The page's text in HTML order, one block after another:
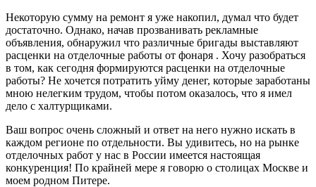
Некоторую сумму на ремонт я уже накопил, думал что будет
достаточно. Однако, начав прозванивать рекламные
объявления, обнаружил что различные бригады выставляют
расценки на отделочные работы от фонаря . Хочу разобраться
в том, как сегодня формируются расценки на отделочные
работы? Не хочется потратить уйму денег, которые заработаны
мною нелегким трудом, чтобы потом оказалось, что я имел
дело с халтурщиками.
Ваш вопрос очень сложный и ответ на него нужно искать в
каждом регионе по отдельности. Вы удивитесь, но на рынке
отделочных работ у нас в России имеется настоящая
конкуренция! По крайней мере я говорю о столицах Москве и
моем родном Питере.